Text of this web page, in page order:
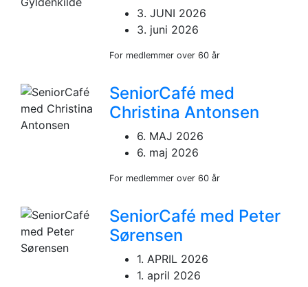
3. JUNI 2026
3. juni 2026
For medlemmer over 60 år
SeniorCafé med
Christina Antonsen
6. MAJ 2026
6. maj 2026
For medlemmer over 60 år
SeniorCafé med Peter
Sørensen
1. APRIL 2026
1. april 2026